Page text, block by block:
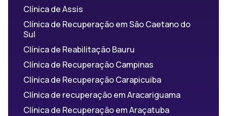
Clínica de Assis
Clínica de Recuperação em São Caetano do
Sul
Clínica de Reabilitação Bauru
Clínica de Recuperação Campinas
Clínica de Recuperação Carapicuiba
Clínica de recuperação em Aracariguama
Clínica de Recuperação em Araçatuba